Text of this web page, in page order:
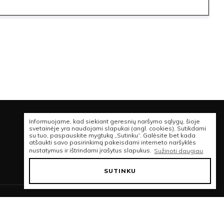
Informuojame, kad siekiant geresnių naršymo sąlygų, šioje
svetainėje yra naudojami slapukai (angl. cookies). Sutikdami
su tuo, paspauskite mygtuką „Sutinku“. Galėsite bet kada
atšaukti savo pasirinkimą pakeisdami interneto naršyklės
nustatymus ir ištrindami įrašytus slapukus. Sužinoti daugiau
SUTINKU